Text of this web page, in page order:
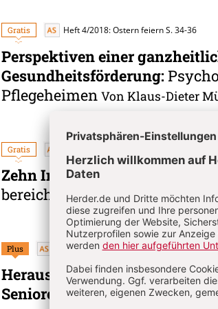
Gratis Heft 4/2018: Ostern feiern S. 34-36
Perspektiven einer
Gesundheitsförderung:
Pflegeheimen Von Klaus-Dieter
Gratis
Zehn Impulse zur Seelsorge
bereichert Von Bernhard Kraus
Plus Heft 11/2017: Seniorenpastoral S. 11-14
Herausforderungen und
Seniorenpastoral:„Frag die